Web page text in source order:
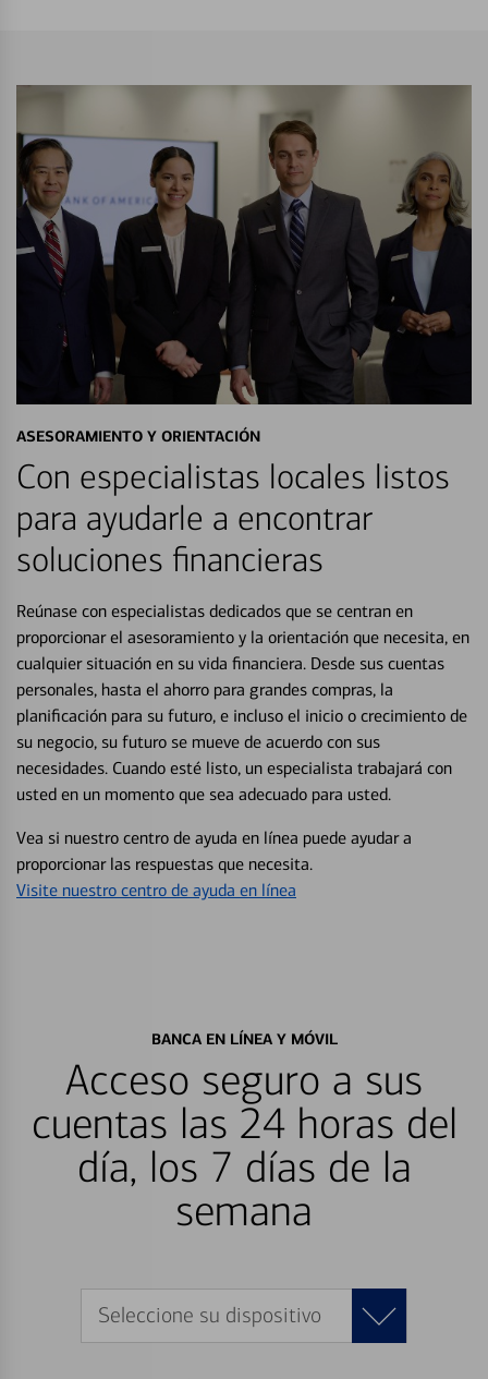
ASESORAMIENTO Y ORIENTACIÓN
Con especialistas locales listos
para ayudarle a encontrar
soluciones financieras
Reúnase con especialistas dedicados que se centran en
proporcionar el asesoramiento y la orientación que necesita, en
cualquier situación en su vida financiera. Desde sus cuentas
personales, hasta el ahorro para grandes compras, la
planificación para su futuro, e incluso el inicio o crecimiento de
su negocio, su futuro se mueve de acuerdo con sus
necesidades. Cuando esté listo, un especialista trabajará con
usted en un momento que sea adecuado para usted.
Vea si nuestro centro de ayuda en línea puede ayudar a
proporcionar las respuestas que necesita.
Visite nuestro centro de ayuda en línea
BANCA EN LÍNEA Y MÓVIL
Acceso seguro a sus
cuentas las 24 horas del
día, los 7 días de la
semana
Seleccione su dispositivo